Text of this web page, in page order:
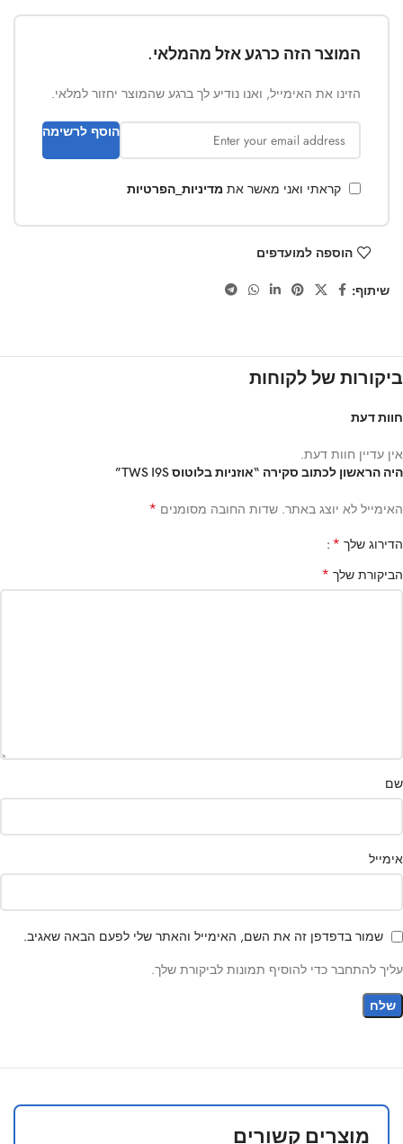
המוצר הזה כרגע אזל מהמלאי.
הזינו את האימייל, ואנו נודיע לך ברגע שהמוצר יחזור למלאי.
הוסף לרשימה
קראתי ואני מאשר את מדיניות_הפרטיות
הוספה למועדפים
שיתוף:
ביקורות של לקוחות
חוות דעת
אין עדיין חוות דעת.
היה הראשון לכתוב סקירה “אוזניות בלוטוס TWS I9S”
האימייל לא יוצג באתר. שדות החובה מסומנים *
הדירוג שלך *
הביקורת שלך *
שם
אימייל
שמור בדפדפן זה את השם, האימייל והאתר שלי לפעם הבאה שאגיב.
עליך להתחבר כדי להוסיף תמונות לביקורת שלך.
מוצרים קשורים